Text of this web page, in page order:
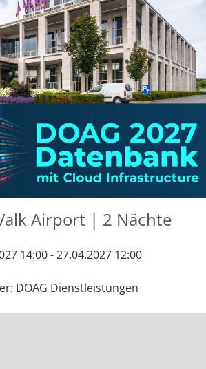
Airport | 2 Nächte
14:00 - 27.04.2027 12:00
DOAG Dienstleistungen